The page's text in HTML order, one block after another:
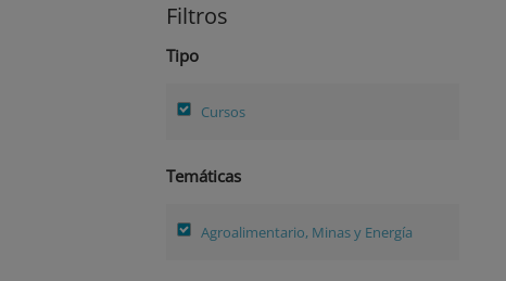
Filtros
Tipo
Cursos
Temáticas
Agroalimentario, Minas y Energía